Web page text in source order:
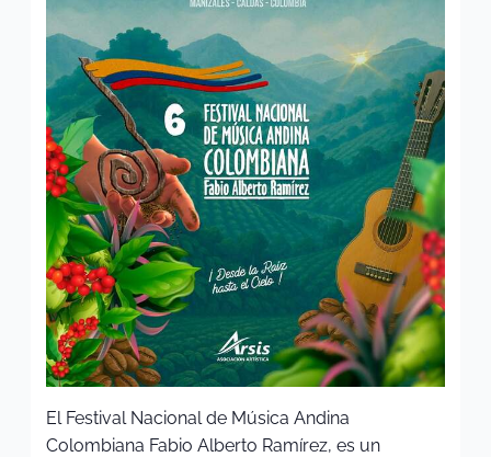
El Festival Nacional de Música Andina
Colombiana Fabio Alberto Ramírez, es un